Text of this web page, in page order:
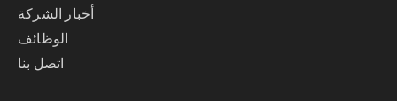
أخبار الشركة
الوظائف
اتصل بنا